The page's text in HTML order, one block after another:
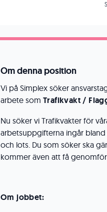
Om denna position
Vi på Simplex söker
arbete som Trafikvakt /
Nu söker vi Trafikvakter för
arbetsuppgifterna ingår
och lots. Du som söker ska
kommer även att få
Om jobbet: